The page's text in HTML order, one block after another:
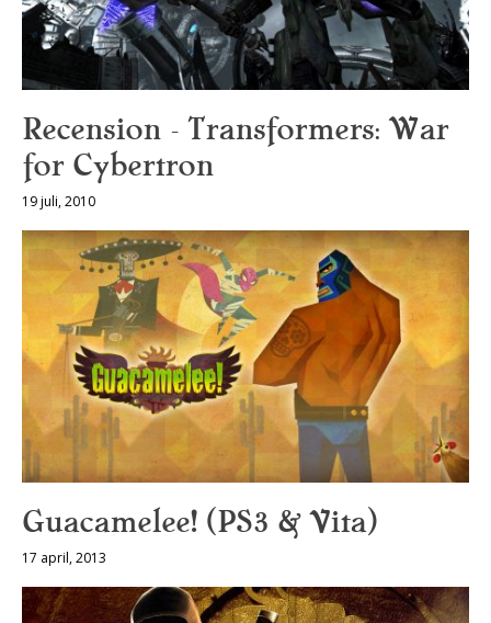
Recension – Transformers: War
for Cybertron
19 juli, 2010
Guacamelee! (PS3 & Vita)
17 april, 2013